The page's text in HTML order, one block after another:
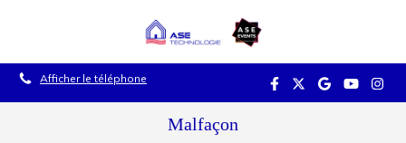
Afficher le téléphone
Malfaçon